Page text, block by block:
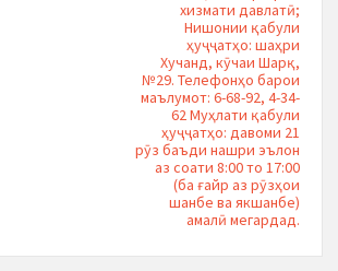
хизмати давлатӣ;
Нишонии қабули
ҳуҷҷатҳо: шаҳри
Хучанд, кӯчаи Шарқ,
№29. Телефонҳо барои
маълумот: 6-68-92, 4-34-
62 Муҳлати қабули
ҳуҷҷатҳо: давоми 21
рӯз баъди нашри эълон
аз соати 8:00 то 17:00
(ба ғайр аз рӯзҳои
шанбе ва якшанбе)
амалӣ мегардад.